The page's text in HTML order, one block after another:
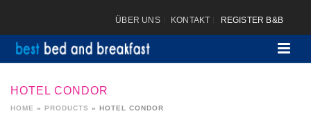
ÜBER UNS KONTAKT REGISTER B&B
HOTEL CONDOR
HOME » PRODUCTS » HOTEL CONDOR